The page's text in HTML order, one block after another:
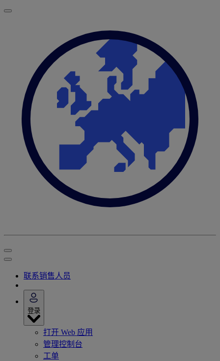
联系销售人员
登录
打开 Web 应用
管理控制台
工单